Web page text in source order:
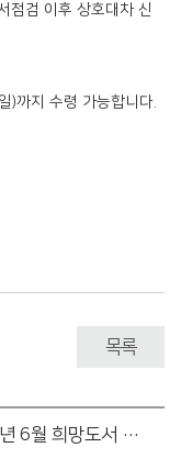
점검 이후 상호대차 신
)까지 수령 가능합니다.
목록
[장안어린이도서관] 2026년 6월 희망도서 비치 안내